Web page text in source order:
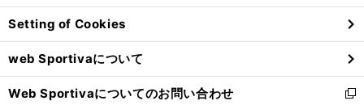
へ ン
ド
ウ
で
開
く
Setting of Cookies
web Sportivaについて
Web Sportivaについてのお問い合わせ
新